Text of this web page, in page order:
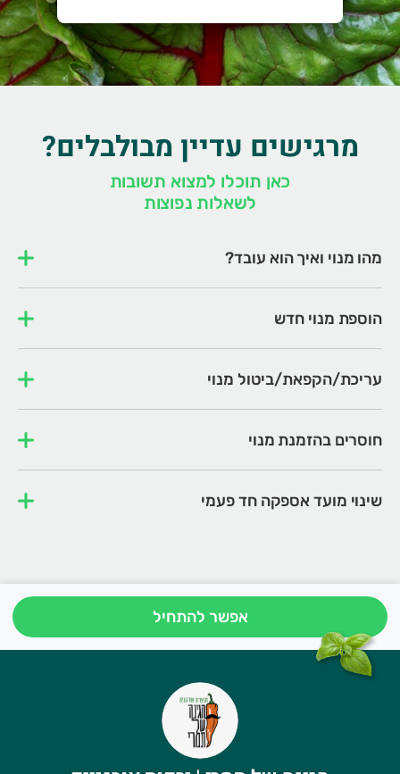
מרגישים עדיין מבולבלים?
כאן תוכלו למצוא תשובות
לשאלות נפוצות
מהו מנוי ואיך הוא עובד?
הוספת מנוי חדש
עריכת/הקפאת/ביטול מנוי
חוסרים בהזמנת מנוי
שינוי מועד אספקה חד פעמי
אפשר להתחיל